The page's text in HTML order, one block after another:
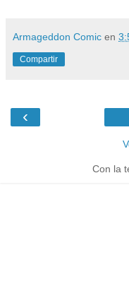
Armageddon Comic en
Compartir
‹
Con la